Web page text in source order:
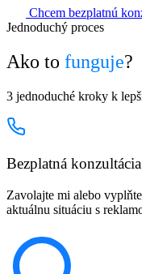
Chcem bezplatnú
Jednoduchý proces
Ako to funguje?
3 jednoduché kroky k
Bezplatná konzultácia
Zavolajte mi alebo
aktuálnu situáciu s